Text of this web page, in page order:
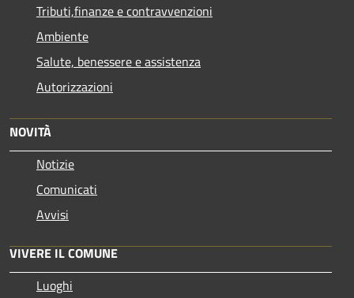
Tributi,finanze e contravvenzioni
Ambiente
Salute, benessere e assistenza
Autorizzazioni
NOVITÀ
Notizie
Comunicati
Avvisi
VIVERE IL COMUNE
Luoghi